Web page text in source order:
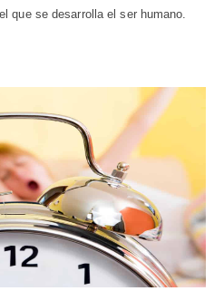
que se desarrolla el ser humano.